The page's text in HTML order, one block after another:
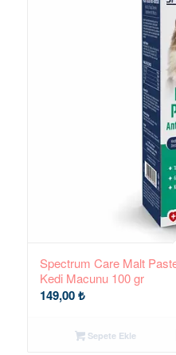
Spectrum Care Malt
Kedi Macunu 100 gr
149,00₺
Sepete Ekle